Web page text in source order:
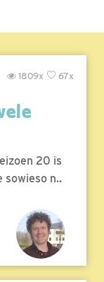
67x
1809x
20 is
sowieso n..